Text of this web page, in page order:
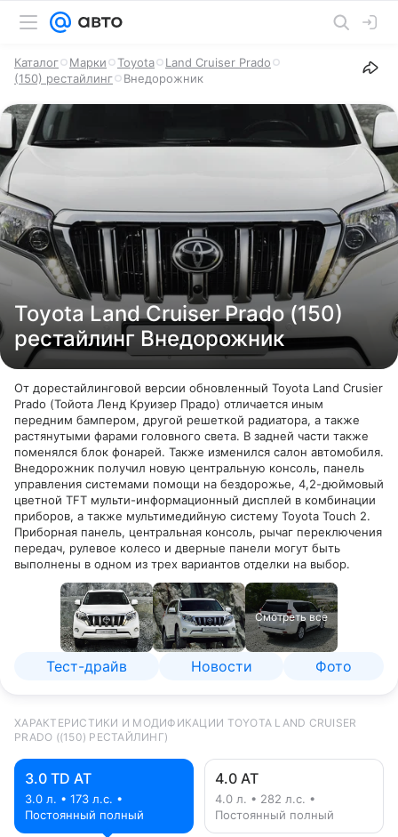
Каталог Марки Toyota
Land Cruiser Prado
(150) рестайлинг
Внедорожник
Toyota Land Cruiser Prado (150)
рестайлинг Внедорожник
От дорестайлинговой версии обновленный Toyota Land Crusier
Prado (Тойота Ленд Круизер Прадо) отличается иным
передним бампером, другой решеткой радиатора, а также
растянутыми фарами головного света. В задней части также
поменялся блок фонарей. Также изменился салон автомобиля.
Внедорожник получил новую центральную консоль, панель
управления системами помощи на бездорожье, 4,2-дюймовый
цветной TFT мульти-информационный дисплей в комбинации
приборов, а также мультимедийную систему Toyota Touch 2.
Приборная панель, центральная консоль, рычаг переключения
передач, рулевое колесо и дверные панели могут быть
выполнены в одном из трех вариантов отделки на выбор.
Смотреть все
Тест-драйв Новости Фото
ХАРАКТЕРИСТИКИ И МОДИФИКАЦИИ TOYOTA LAND CRUISER
PRADO ((150) РЕСТАЙЛИНГ)
3.0 TD AT
3.0 л. • 173 л.с. •
Постоянный полный
4.0 AT
4.0 л. • 282 л.с. •
Постоянный полный